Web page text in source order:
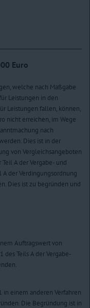
Euro
welche nach Maßgabe
Leistungen in den
Leistungen fallen, können,
nicht erreichen, im Wege
nach
Dies ist in der
von Vergleichsangeboten
A der Vergabe- und
der Verdingungsordnung
Dies ist zu begründen und
Auftragswert von
des Teils A der Vergabe-
in einem anderen Verfahren
Die Begründung ist in